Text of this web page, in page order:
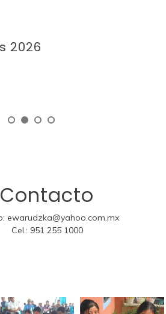
2026
Contacto
ewarudzka@yahoo.com.mx
Cel.: 951 255 1000